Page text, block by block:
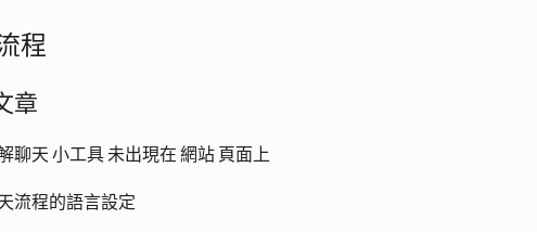
程
章
聊天 小工具 未出現在 網站 頁面上
流程的語言設定